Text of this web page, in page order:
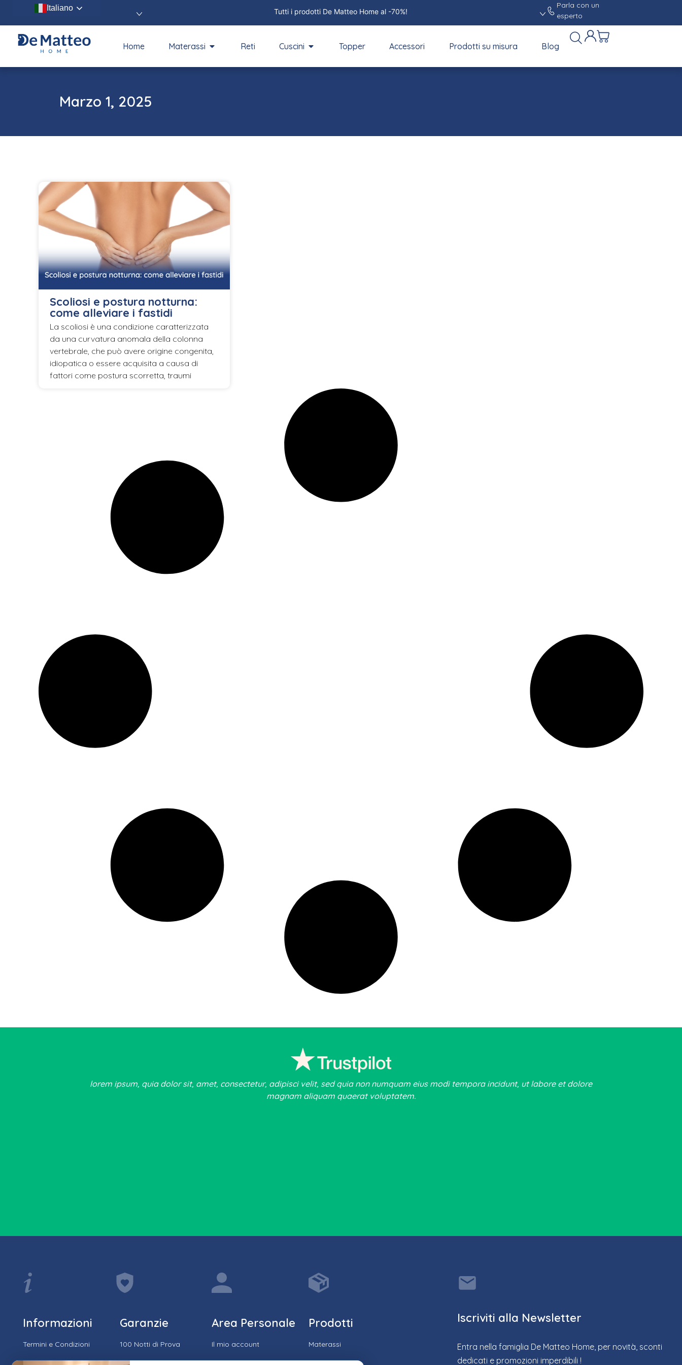
Italiano Tutti i prodotti De Matteo Home al -70%!
Parla con un
esperto
Home Materassi Reti Cuscini Topper Accessori Prodotti su misura Blog
Marzo 1, 2025
Scoliosi e postura notturna:
come alleviare i fastidi
La scoliosi è una condizione caratterizzata
da una curvatura anomala della colonna
vertebrale, che può avere origine congenita,
idiopatica o essere acquisita a causa di
fattori come postura scorretta, traumi
lorem ipsum, quia dolor sit, amet, consectetur, adipisci velit, sed quia non numquam eius modi tempora incidunt, ut labore et dolore
magnam aliquam quaerat voluptatem.
Informazioni
Termini e Condizioni
Garanzie
100 Notti di Prova
Area Personale
Il mio account
Prodotti
Materassi
Iscriviti alla Newsletter
Entra nella famiglia De Matteo Home, per novità, sconti
dedicati e promozioni imperdibili !